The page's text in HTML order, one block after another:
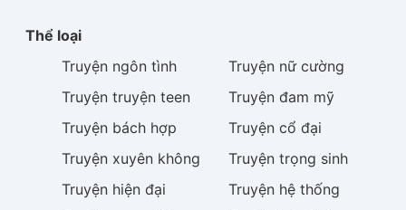
Thể loại
Truyện ngôn tình Truyện nữ cường
Truyện truyện teen Truyện đam mỹ
Truyện bách hợp Truyện cổ đại
Truyện xuyên không Truyện trọng sinh
Truyện hiện đại Truyện hệ thống